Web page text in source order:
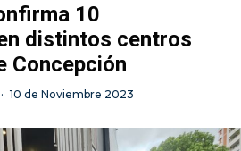
10
distintos centros
Concepción
· 10 de Noviembre 2023